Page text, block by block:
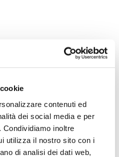
contenuti ed
dei social media e per
inoltre
utilizza il nostro sito con i
di analisi dei dati web,
Designer
Dima Loginoff, 2015
Sorgente luminosa
Led integrato